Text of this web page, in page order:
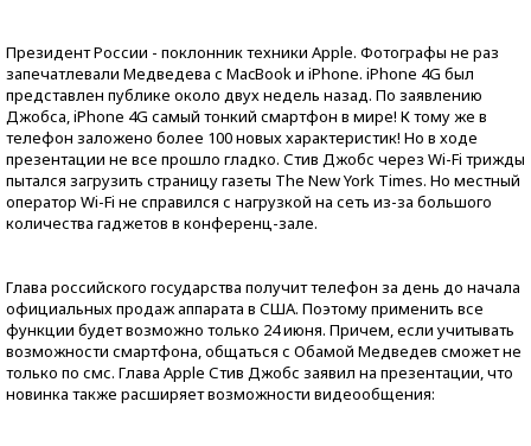
Президент России - поклонник техники Apple. Фотографы не раз
запечатлевали Медведева с MacBook и iPhone. iPhone 4G был
представлен публике около двух недель назад. По заявлению
Джобса, iPhone 4G самый тонкий смартфон в мире! К тому же в
телефон заложено более 100 новых характеристик! Но в ходе
презентации не все прошло гладко. Стив Джобс через Wi-Fi трижды
пытался загрузить страницу газеты The New York Times. Но местный
оператор Wi-Fi не справился с нагрузкой на сеть из-за большого
количества гаджетов в конференц-зале.
Глава российского государства получит телефон за день до начала
официальных продаж аппарата в США. Поэтому применить все
функции будет возможно только 24 июня. Причем, если учитывать
возможности смартфона, общаться с Обамой Медведев сможет не
только по смс. Глава Apple Стив Джобс заявил на презентации, что
новинка также расширяет возможности видеообщения: